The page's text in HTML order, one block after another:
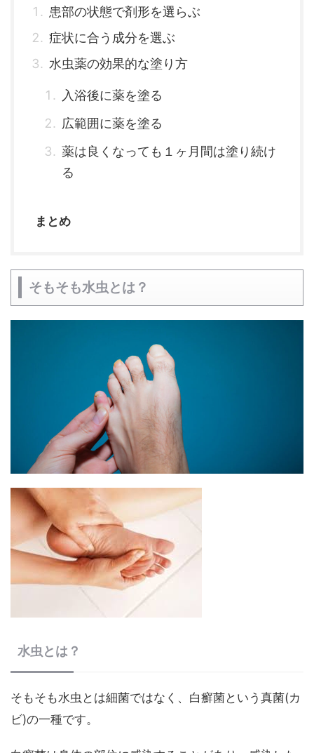
患部の状態で剤形を選らぶ
症状に合う成分を選ぶ
水虫薬の効果的な塗り方
入浴後に薬を塗る
広範囲に薬を塗る
薬は良くなっても１ヶ月間は塗り続け
る
まとめ
そもそも水虫とは？
水虫とは？
そもそも水虫とは細菌ではなく、白癬菌という真菌(カ
ビ)の一種です。